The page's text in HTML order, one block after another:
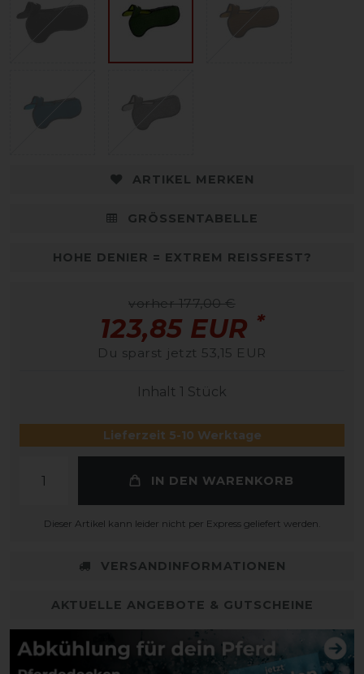
ARTIKEL MERKEN
GRÖSSENTABELLE
HOHE DENIER = EXTREM REISSFEST?
vorher 177,00 €
123,85 EUR *
Du sparst jetzt 53,15 EUR
Inhalt 1 Stück
Lieferzeit 5-10 Werktage
IN DEN WARENKORB
Dieser Artikel kann leider nicht per Express geliefert werden.
VERSANDINFORMATIONEN
AKTUELLE ANGEBOTE & GUTSCHEINE